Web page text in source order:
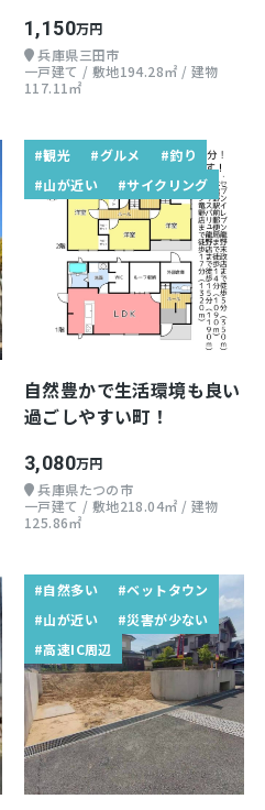
1,150万円
兵庫県三田市
一戸建て / 敷地194.28㎡ / 建物
117.11㎡
#観光 #グルメ
#釣り
#山が近い
#サイクリング
自然豊かで生活環境も良い
過ごしやすい町！
3,080万円
兵庫県たつの市
一戸建て / 敷地218.04㎡ / 建物
125.86㎡
#自然多い
#ベットタウン
#山が近い
#災害が少ない
#高速IC周辺